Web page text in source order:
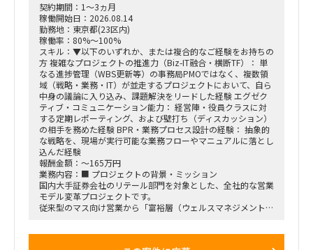
契約期間：1～3ヵ月
稼働開始日：2026.08.14
勤務地：東京都(23区内)
稼働率：80%～100%
スキル：▼以下のいずれか、または複合的なご経験をお持ちの
方 複雑なプロジェクトの推進力（Biz-IT融合・横断TF）： 単
なる進捗管理（WBS更新等）の事務局PMOではなく、複数領
域（戦略・業務・IT）が並走するプロジェクトにおいて、自ら
中身の議論に入り込み、課題解決をリードした経験 エグゼク
ティブ・コミュニケーション能力： 経営陣・役員クラスに対
する定期レポーティング、および壁打ち（ディスカッション）
の相手を務めた経験 BPR・業務プロセス設計の経験： 抽象的
な戦略を、現場が実行可能な業務フローやマニュアルに落とし
込んだ経験
報酬金額：～165万円
業務内容：■ プロジェクトの背景・ミッション
国内大手証券会社のリテール部門を対象とした、全社的な営業
モデル変革プロジェクトです。
従来型のマス向け営業から「富裕層（ウェルスマネジメント）